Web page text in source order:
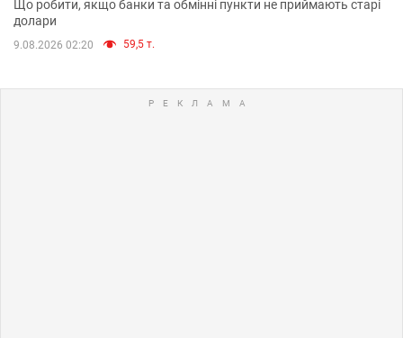
Що робити, якщо банки та обмінні пункти не приймають старі
долари
9.08.2026 02:20 59,5 т.